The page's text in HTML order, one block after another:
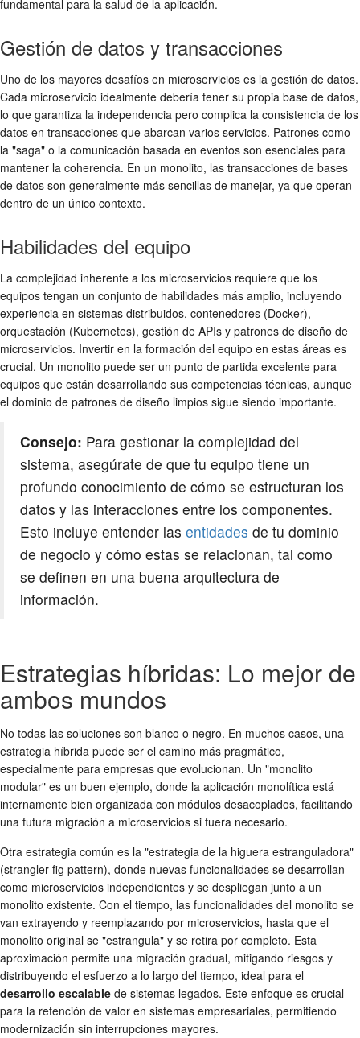
fundamental para la salud de la aplicación.
Gestión de datos y transacciones
Uno de los mayores desafíos en microservicios es la gestión de datos.
Cada microservicio idealmente debería tener su propia base de datos,
lo que garantiza la independencia pero complica la consistencia de los
datos en transacciones que abarcan varios servicios. Patrones como
la "saga" o la comunicación basada en eventos son esenciales para
mantener la coherencia. En un monolito, las transacciones de bases
de datos son generalmente más sencillas de manejar, ya que operan
dentro de un único contexto.
Habilidades del equipo
La complejidad inherente a los microservicios requiere que los
equipos tengan un conjunto de habilidades más amplio, incluyendo
experiencia en sistemas distribuidos, contenedores (Docker),
orquestación (Kubernetes), gestión de APIs y patrones de diseño de
microservicios. Invertir en la formación del equipo en estas áreas es
crucial. Un monolito puede ser un punto de partida excelente para
equipos que están desarrollando sus competencias técnicas, aunque
el dominio de patrones de diseño limpios sigue siendo importante.
Consejo: Para gestionar la complejidad del
sistema, asegúrate de que tu equipo tiene un
profundo conocimiento de cómo se estructuran los
datos y las interacciones entre los componentes.
Esto incluye entender las entidades de tu dominio
de negocio y cómo estas se relacionan, tal como
se definen en una buena arquitectura de
información.
Estrategias híbridas: Lo mejor de
ambos mundos
No todas las soluciones son blanco o negro. En muchos casos, una
estrategia híbrida puede ser el camino más pragmático,
especialmente para empresas que evolucionan. Un "monolito
modular" es un buen ejemplo, donde la aplicación monolítica está
internamente bien organizada con módulos desacoplados, facilitando
una futura migración a microservicios si fuera necesario.
Otra estrategia común es la "estrategia de la higuera estranguladora"
(strangler fig pattern), donde nuevas funcionalidades se desarrollan
como microservicios independientes y se despliegan junto a un
monolito existente. Con el tiempo, las funcionalidades del monolito se
van extrayendo y reemplazando por microservicios, hasta que el
monolito original se "estrangula" y se retira por completo. Esta
aproximación permite una migración gradual, mitigando riesgos y
distribuyendo el esfuerzo a lo largo del tiempo, ideal para el
desarrollo escalable de sistemas legados. Este enfoque es crucial
para la retención de valor en sistemas empresariales, permitiendo
modernización sin interrupciones mayores.